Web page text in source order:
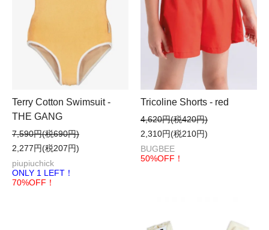
Terry Cotton Swimsuit -
THE GANG
7,590円(税690円)
2,277円(税207円)
piupiuchick
ONLY 1 LEFT！
70%OFF！
Tricoline Shorts - red
4,620円(税420円)
2,310円(税210円)
BUGBEE
50%OFF！